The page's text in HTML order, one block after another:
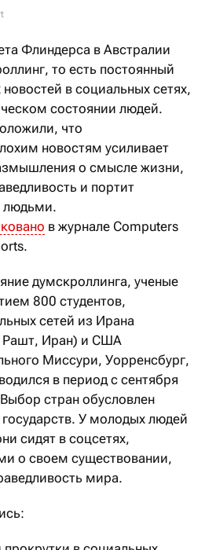
Флиндерса в Австралии
то есть постоянный
в социальных сетях,
состоянии людей.
что
новостям усиливает
о смысле жизни,
и портит
людьми.
в журнале Computers
думскроллинга, ученые
800 студентов,
сетей из Ирана
Рашт, Иран) и США
Миссури, Уорренсбург,
в период с сентября
стран обусловлен
государств. У молодых людей
сидят в соцсетях,
о своем существовании,
мира.